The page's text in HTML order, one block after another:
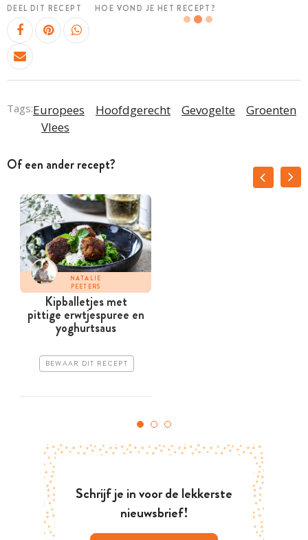
DEEL DIT RECEPT HOE VOND JE HET RECEPT?
Tags:Europees Hoofdgerecht Gevogelte
Groenten
Vlees
Of een ander recept?
NATALIE
PEETERS
Kipballetjes met
pittige erwtjespuree en
yoghurtsaus
BEWAAR DIT RECEPT
Schrijf je in voor de lekkerste
nieuwsbrief!